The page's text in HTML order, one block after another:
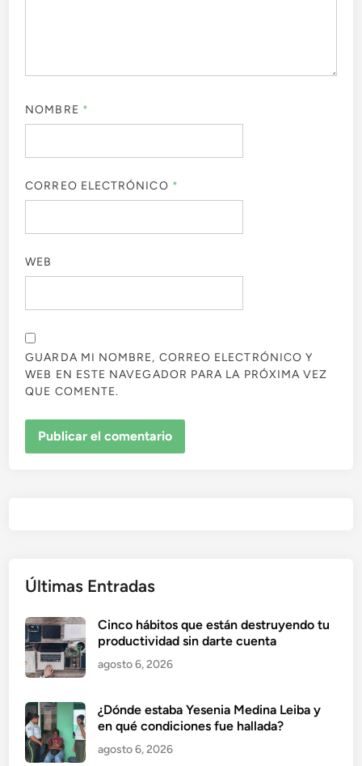
NOMBRE *
CORREO ELECTRÓNICO *
WEB
GUARDA MI NOMBRE, CORREO ELECTRÓNICO Y
WEB EN ESTE NAVEGADOR PARA LA PRÓXIMA VEZ
QUE COMENTE.
Últimas Entradas
Cinco hábitos que están destruyendo tu
productividad sin darte cuenta
agosto 6, 2026
¿Dónde estaba Yesenia Medina Leiba y
en qué condiciones fue hallada?
agosto 6, 2026